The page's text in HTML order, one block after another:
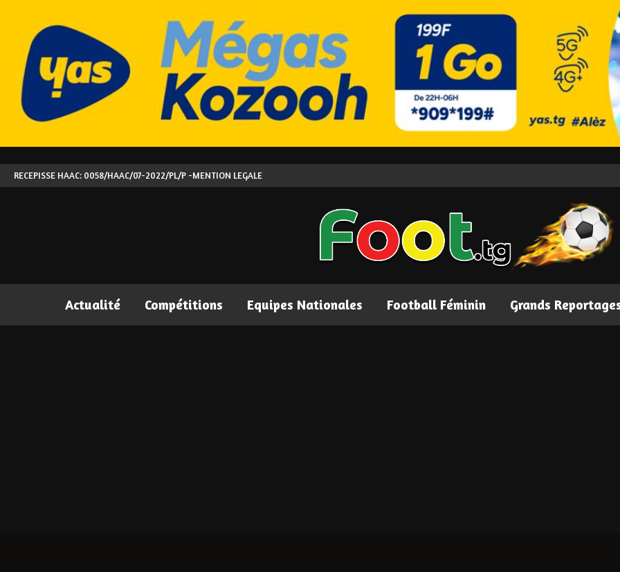
RECEPISSE HAAC: 0058/HAAC/07-2022/PL/P -MENTION LEGALE
Actualité Compétitions Equipes Nationales Football Féminin Grands